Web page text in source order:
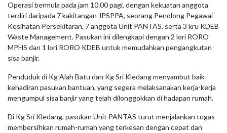
Operasi bermula pada jam 10.00 pagi, dengan kekuatan anggota
terdiri daripada 7 kakitangan JPSPPA, seorang Penolong Pegawai
Kesihatan Persekitaran, 7 anggota Unit PANTAS, serta 3 kru KDEB
Waste Management. Pasukan ini dilengkapi dengan 2 lori RORO
MPHS dan 1 lori RORO KDEB untuk memudahkan pengangkutan
sisa banjir.
Penduduk di Kg Alah Batu dan Kg Sri Kledang menyambut baik
kehadiran pasukan bantuan, yang segera melaksanakan kerja-kerja
mengumpul sisa banjir yang telah dilonggokkan di hadapan rumah.
Di Kg Sri Kledang, pasukan Unit PANTAS turut menjalankan tugas
membersihkan rumah-rumah yang terkesan dengan cepat dan